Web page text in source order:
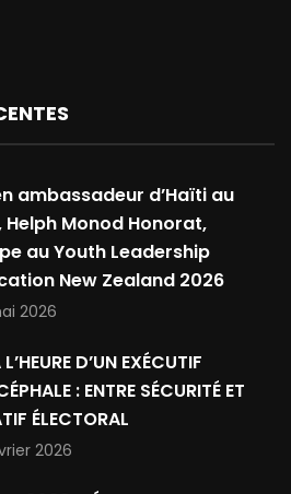
ambassadeur d’Haïti au
Helph Monod Honorat,
au Youth Leadership
New Zealand 2026
2026
D’UN EXÉCUTIF
: ENTRE SÉCURITÉ ET
ÉLECTORAL
2026